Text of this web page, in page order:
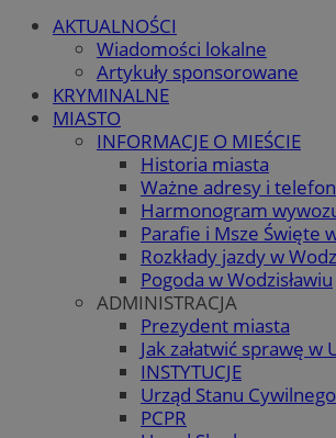
AKTUALNOŚCI
Wiadomości lokalne
Artykuły sponsorowane
KRYMINALNE
MIASTO
INFORMACJE O MIEŚCIE
Historia miasta
Ważne adresy i
Harmonogram
Parafie i Msze Święte
Rozkłady jazdy w
Pogoda w Wodzisławiu
ADMINISTRACJA
Prezydent miasta
Jak załatwić sprawę w
INSTYTUCJE
Urząd Stanu Cywilnego
PCPR